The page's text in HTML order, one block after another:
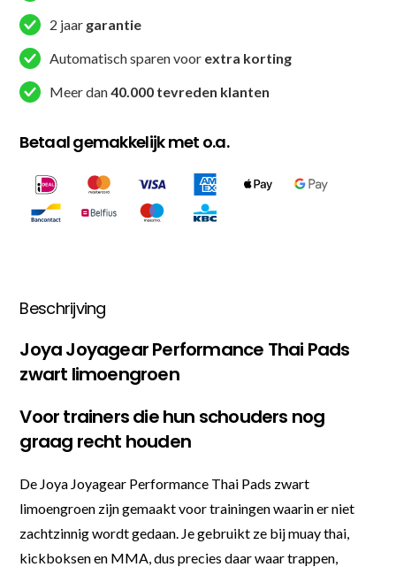
2 jaar garantie
Automatisch sparen voor extra korting
Meer dan40.000 tevreden klanten
Betaal gemakkelijk met o.a.
Beschrijving
Joya Joyagear Performance Thai Pads
zwart limoengroen
Voor trainers die hun schouders nog
graag recht houden
De Joya Joyagear Performance Thai Pads zwart
limoengroen zijn gemaakt voor trainingen waarin er niet
zachtzinnig wordt gedaan. Je gebruikt ze bij muay thai,
kickboksen en MMA, dus precies daar waar trappen,